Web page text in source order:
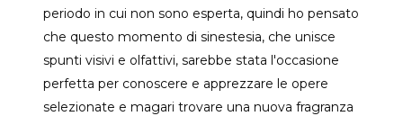
periodo in cui non sono esperta, quindi ho pensato
che questo momento di sinestesia, che unisce
spunti visivi e olfattivi, sarebbe stata l'occasione
perfetta per conoscere e apprezzare le opere
selezionate e magari trovare una nuova fragranza